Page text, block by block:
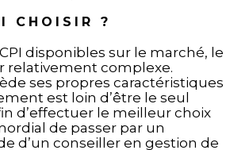
CHOISIR ?
disponibles sur le marché, le
relativement complexe.
ses propres caractéristiques
est loin d’être le seul
d’effectuer le meilleur choix
de passer par un
d’un conseiller en gestion de